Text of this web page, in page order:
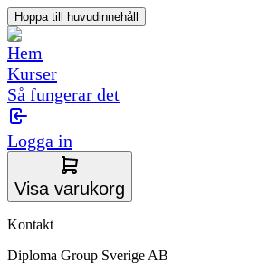
Hoppa till huvudinnehåll
Hem
Kurser
Så fungerar det
Logga in
Visa varukorg
Kontakt
Diploma Group Sverige AB